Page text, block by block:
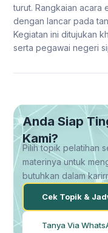
turut. Rangkaian
dengan lancar pada
Kegiatan ini ditujukan
serta pegawai negeri
Anda Siap
Kami?
Pilih topik pelatihan
materinya untuk
butuhkan dalam
Cek Topik &
Tanya Via